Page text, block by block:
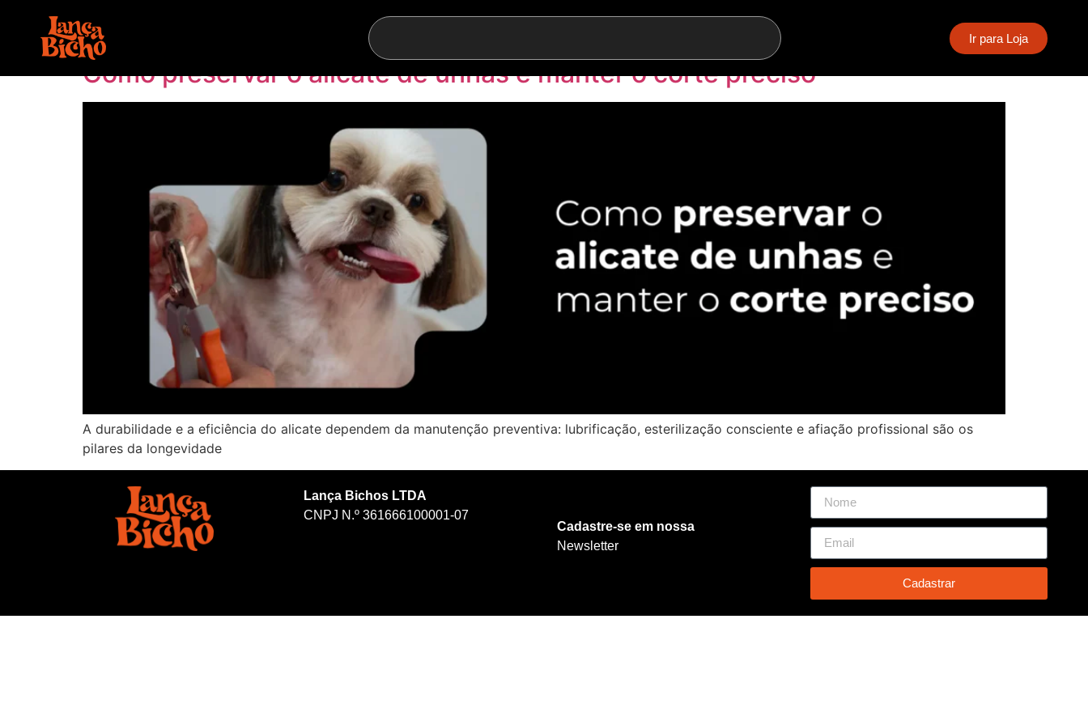
Ir para Loja
Tag: como preservar alicate de unhas
Como preservar o alicate de unhas e manter o corte preciso
A durabilidade e a eficiência do alicate dependem da manutenção preventiva: lubrificação, esterilização consciente e afiação profissional são os
pilares da longevidade
Lança Bichos LTDA
CNPJ N.º 361666100001-07
Cadastre-se em nossa
Newsletter
Cadastrar